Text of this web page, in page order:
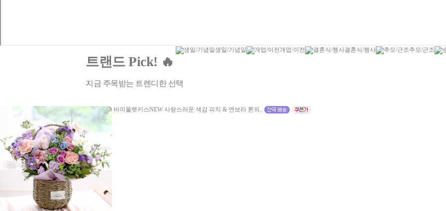
생일/기념일 개업/이전 결혼식/행사 추모/근조
트랜드 Pick! 🔥
지금 주목받는 트렌디한 선택
바이올렛키스NEW 사랑스러운 색감 피치 & 연보라 톤의..